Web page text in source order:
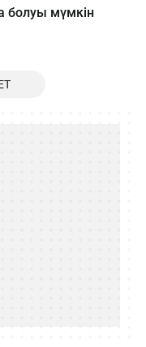
болуы мүмкін